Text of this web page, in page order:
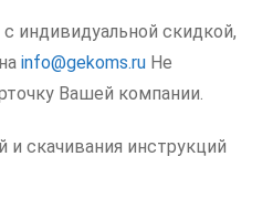
индивидуальной скидкой,
наinfo@gekoms.ru Не
Вашей компании.
и скачивания инструкций